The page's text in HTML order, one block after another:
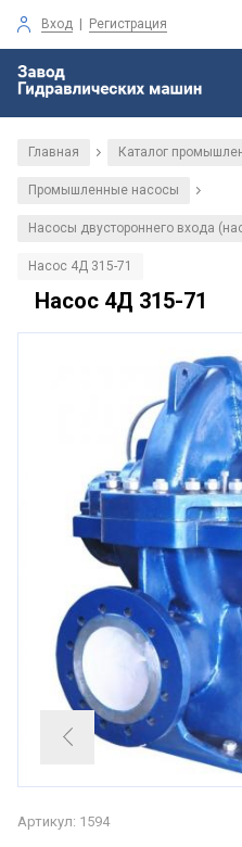
Вход | Регистрация
Главная / Каталог
Промышленные насосы /
Насосы двустороннего входа
Насос 4Д 315-71
Насос 4Д 315-71
Артикул: 1594